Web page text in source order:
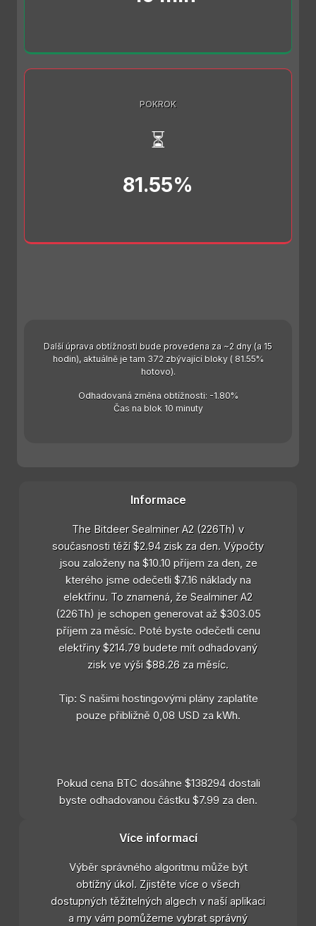
POKROK
⏳
81.55%
Další úprava obtížnosti bude provedena za ~2 dny (a 15
hodin), aktuálně je tam 372 zbývající bloky ( 81.55%
hotovo).
Odhadovaná změna obtížnosti: -1.80%
Čas na blok 10 minuty
Informace
The Bitdeer Sealminer A2 (226Th) v
současnosti těží $2.94 zisk za den. Výpočty
jsou založeny na $10.10 příjem za den, ze
kterého jsme odečetli $7.16 náklady na
elektřinu. To znamená, že Sealminer A2
(226Th) je schopen generovat až $303.05
příjem za měsíc. Poté byste odečetli cenu
elektřiny $214.79 budete mít odhadovaný
zisk ve výši $88.26 za měsíc.
Tip: S našimi hostingovými plány zaplatíte
pouze přibližně 0,08 USD za kWh.
Pokud cena BTC dosáhne $138294 dostali
byste odhadovanou částku $7.99 za den.
Více informací
Výběr správného algoritmu může být
obtížný úkol. Zjistěte více o všech
dostupných těžitelných algech v naší aplikaci
a my vám pomůžeme vybrat správný